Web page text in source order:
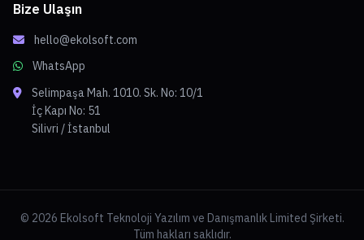
Bize Ulaşın
hello@ekolsoft.com
WhatsApp
Selimpaşa Mah. 1010. Sk. No: 10/1
İç Kapı No: 51
Silivri / İstanbul
© 2026 Ekolsoft Teknoloji Yazılım ve Danışmanlık Limited Şirketi.
Tüm hakları saklıdır.